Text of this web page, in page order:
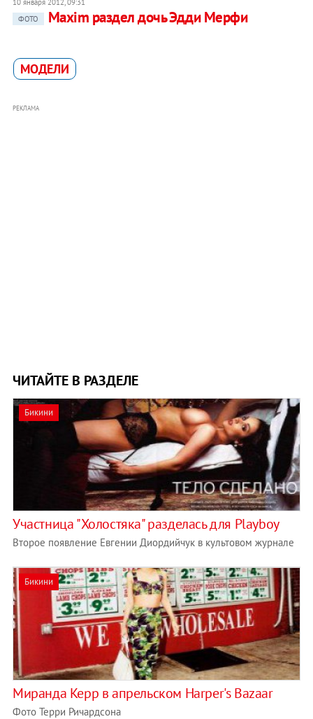
ФОТО
Maxim раздел дочь Эдди Мерфи
МОДЕЛИ
РЕКЛАМА
ЧИТАЙТЕ В РАЗДЕЛЕ
Бикини
Участница "Холостяка" разделась для Playboy
Второе появление Евгении Диордийчук в культовом журнале
Бикини
Миранда Керр в апрельском Harper's Bazaar
Фото Терри Ричардсона